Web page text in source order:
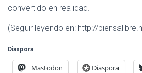
convertido en realidad.
(Seguir leyendo en: http://
Diaspora
Mastodon Diaspora